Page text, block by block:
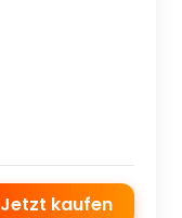
Jetzt kaufen